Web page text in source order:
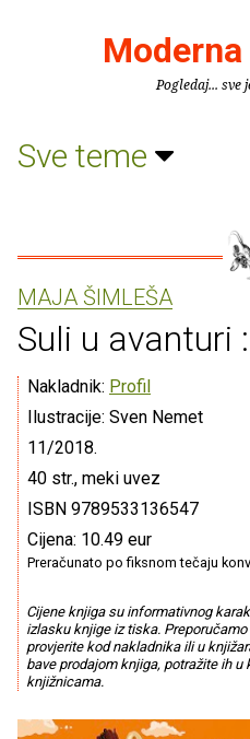
Pogledaj... sve
Sve teme
MAJA ŠIMLEŠA
Suli u avanturi
Nakladnik: Profil
Ilustracije: Sven Nemet
11/2018.
40 str., meki uvez
ISBN 9789533136547
Cijena: 10.49 eur
Preračunato po fiksnom tečaju
Cijene knjiga su informativnog
izlasku knjige iz tiska.
provjerite kod nakladnika ili u
bave prodajom knjiga, potražite ih
knjižnicama.